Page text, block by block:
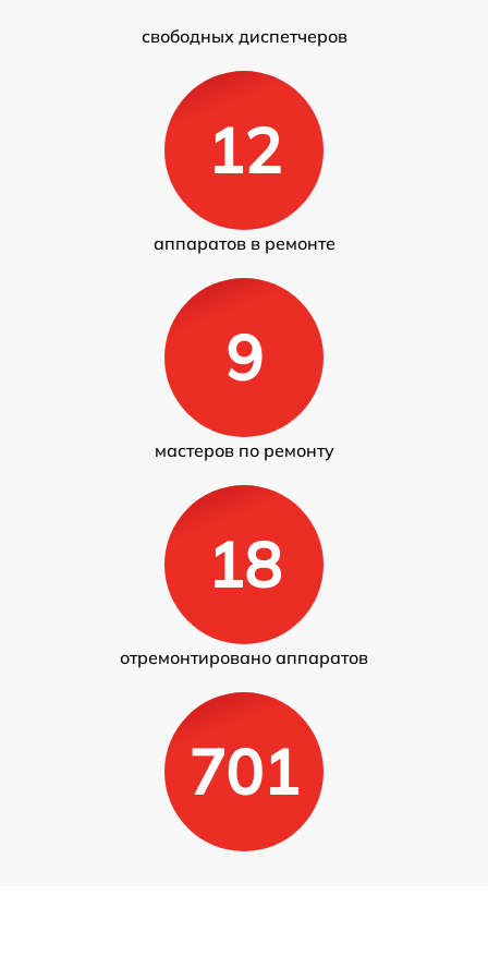
свободных диспетчеров
12
аппаратов в ремонте
9
мастеров по ремонту
18
отремонтировано аппаратов
701